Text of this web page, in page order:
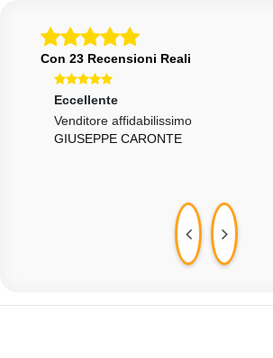
Con 23 Recensioni Reali
Eccellente
Venditore affidabilissimo
GIUSEPPE CARONTE
Eccellente
Tempi di spedizione supersoniche e
top!!!